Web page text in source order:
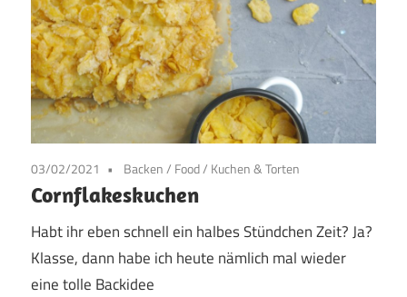
03/02/2021 Backen/ Food/ Kuchen & Torten
Cornflakeskuchen
Habt ihr eben schnell ein halbes Stündchen Zeit? Ja?
Klasse, dann habe ich heute nämlich mal wieder
eine tolle Backidee